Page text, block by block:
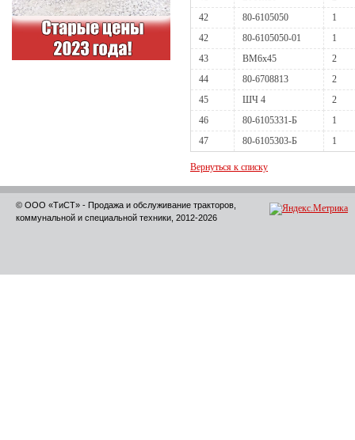
42
80-6105050
1
42
80-6105050-01
1
43
ВМ6х45
2
44
80-6708813
2
45
ШЧ 4
2
46
80-6105331-Б
1
47
80-6105303-Б 1
Вернуться к списку
© ООО «ТиСТ» - Продажа и обслуживание тракторов,
коммунальной и специальной техники, 2012-2026